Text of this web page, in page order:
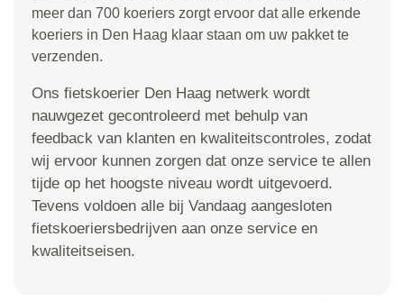
meer dan 700 koeriers zorgt ervoor dat alle erkende
koeriers in Den Haag klaar staan om uw pakket te
verzenden.
Ons fietskoerier Den Haag netwerk wordt
nauwgezet gecontroleerd met behulp van
feedback van klanten en kwaliteitscontroles, zodat
wij ervoor kunnen zorgen dat onze service te allen
tijde op het hoogste niveau wordt uitgevoerd.
Tevens voldoen alle bij Vandaag aangesloten
fietskoeriersbedrijven aan onze service en
kwaliteitseisen.